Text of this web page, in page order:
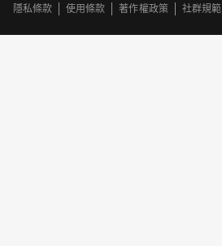
隱私條款
使用條款 著作權政策 社群規範